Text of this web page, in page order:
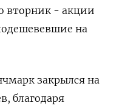
вторник - акции
на
закрылся на
благодаря